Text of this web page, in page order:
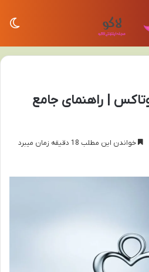
| راهنمای جامع
خواندن این مطلب 18 دقیقه زمان میبرد